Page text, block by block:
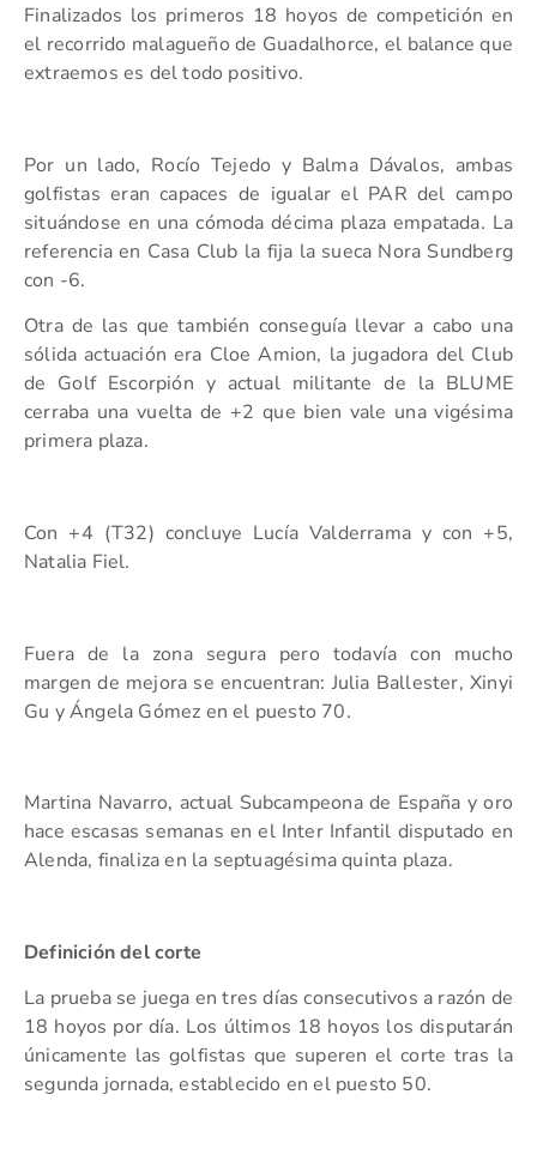
Finalizados los primeros 18 hoyos de competición en
el recorrido malagueño de Guadalhorce, el balance que
extraemos es del todo positivo.
Por un lado, Rocío Tejedo y Balma Dávalos, ambas
golfistas eran capaces de igualar el PAR del campo
situándose en una cómoda décima plaza empatada. La
referencia en Casa Club la fija la sueca Nora Sundberg
con -6.
Otra de las que también conseguía llevar a cabo una
sólida actuación era Cloe Amion, la jugadora del Club
de Golf Escorpión y actual militante de la BLUME
cerraba una vuelta de +2 que bien vale una vigésima
primera plaza.
Con +4 (T32) concluye Lucía Valderrama y con +5,
Natalia Fiel.
Fuera de la zona segura pero todavía con mucho
margen de mejora se encuentran: Julia Ballester, Xinyi
Gu y Ángela Gómez en el puesto 70.
Martina Navarro, actual Subcampeona de España y oro
hace escasas semanas en el Inter Infantil disputado en
Alenda, finaliza en la septuagésima quinta plaza.
Definición del corte
La prueba se juega en tres días consecutivos a razón de
18 hoyos por día. Los últimos 18 hoyos los disputarán
únicamente las golfistas que superen el corte tras la
segunda jornada, establecido en el puesto 50.